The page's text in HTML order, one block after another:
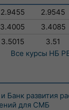
2.9455 2.9545
3.4005 3.4085
3.5015 3.51
Все курсы НБ
Банк развития
для СМБ